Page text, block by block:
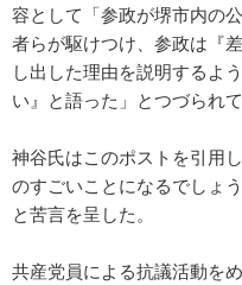
容として「参政が堺市内の
者らが駆けつけ、参政は『
し出した理由を説明するよ
い』と語った」とつづられて
神谷氏はこのポストを引用
のすごいことになるでしょ
と苦言を呈した。
共産党員による抗議活動を